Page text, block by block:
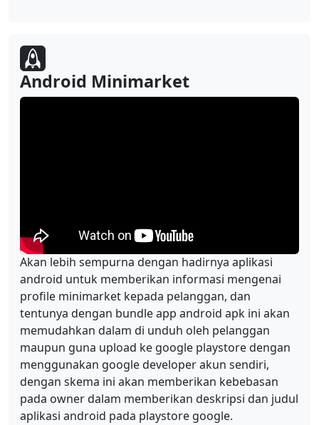
Android Minimarket
Akan lebih sempurna dengan hadirnya aplikasi
android untuk memberikan informasi mengenai
profile minimarket kepada pelanggan, dan
tentunya dengan bundle app android apk ini akan
memudahkan dalam di unduh oleh pelanggan
maupun guna upload ke google playstore dengan
menggunakan google developer akun sendiri,
dengan skema ini akan memberikan kebebasan
pada owner dalam memberikan deskripsi dan judul
aplikasi android pada playstore google.